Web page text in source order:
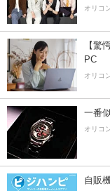
オリコ
【驚
PC
オリコ
一番
オリコ
自販